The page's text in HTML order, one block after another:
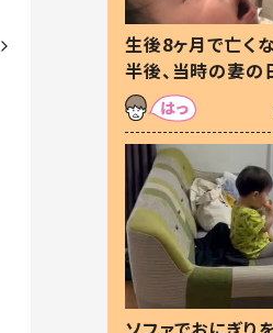
生後8ヶ月で亡
半後、当時の妻の
た本音とは